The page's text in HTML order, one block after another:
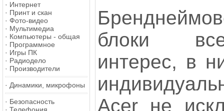
· Интернет
· Принт и скан
· Фото-видео
· Мультимедиа
· Компьютеры - общая
· Программное
· Игры ПК
· Радиодело
· Производители
· Динамики, микрофоны
· Безопасность
блоки
интерес, в
Acer не